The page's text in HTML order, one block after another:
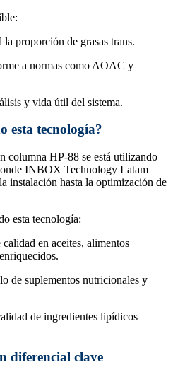
proporción de grasas trans.
a normas como AOAC y
y vida útil del sistema.
esta tecnología?
columna HP-88 se está utilizando
INBOX Technology Latam
instalación hasta la optimización de
esta tecnología:
en aceites, alimentos
de suplementos nutricionales y
de ingredientes lipídicos
diferencial clave